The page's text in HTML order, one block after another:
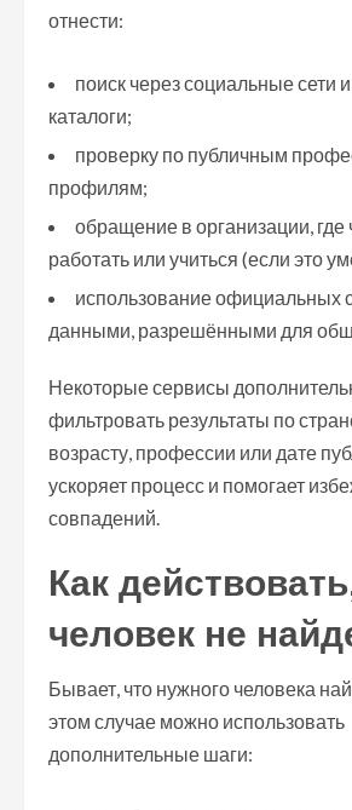
отнести:
поиск через социальные сети
каталоги;
проверку по публичным
профилям;
обращение в организации, где
работать или учиться (если это
использование официальных
данными, разрешёнными для
Некоторые сервисы
фильтровать результаты по
возрасту, профессии или дате
ускоряет процесс и помогает
совпадений.
Как
человек не
Бывает, что нужного человека
этом случае можно использовать
дополнительные шаги: